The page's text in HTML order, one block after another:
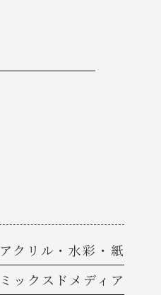
アクリル・水彩・紙
ミックスドメディア